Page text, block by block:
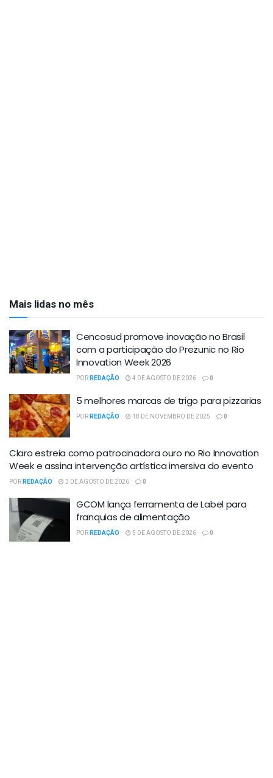
Mais lidas no mês
Cencosud promove inovação no Brasil
com a participação do Prezunic no Rio
Innovation Week 2026
PORREDAÇÃO 4 DE AGOSTO DE 2026 0
5 melhores marcas de trigo para pizzarias
PORREDAÇÃO 18 DE NOVEMBRO DE 2025 0
Claro estreia como patrocinadora ouro no Rio Innovation
Week e assina intervenção artística imersiva do evento
PORREDAÇÃO 3 DE AGOSTO DE 2026 0
GCOM lança ferramenta de Label para
franquias de alimentação
PORREDAÇÃO 5 DE AGOSTO DE 2026 0